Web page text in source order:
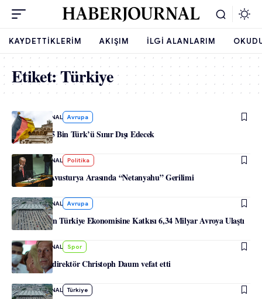
KAYDETTIKLERIM AKIŞIM İLGI ALANLARIM
Etiket:Türkiye
-HABERJOURNAL Avrupa
Almanya, 15 Bin Türk’ü Sınır Dışı Edecek
HABERJOURNAL Politika
Türkiye ile Avusturya Arasında “Netanyahu” Gerilimi
-HABERJOURNAL Avrupa
Gurbetçilerin Türkiye Ekonomisine Katkısı 6,34 Milyar Avroya Ulaştı
-HABERJOURNAL Spor
Eski teknik direktör Christoph Daum vefat etti
-HABERJOURNAL Türkiye